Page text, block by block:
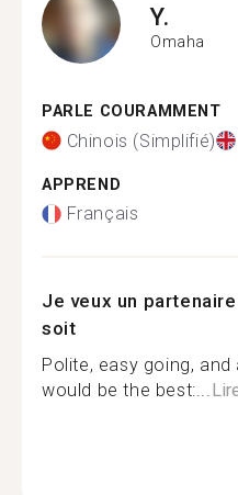
Y.
Omaha
PARLE COURAMMENT
Chinois (Simplifié)
APPREND
Français
Je veux un
soit
Polite, easy going,
would be the best:...